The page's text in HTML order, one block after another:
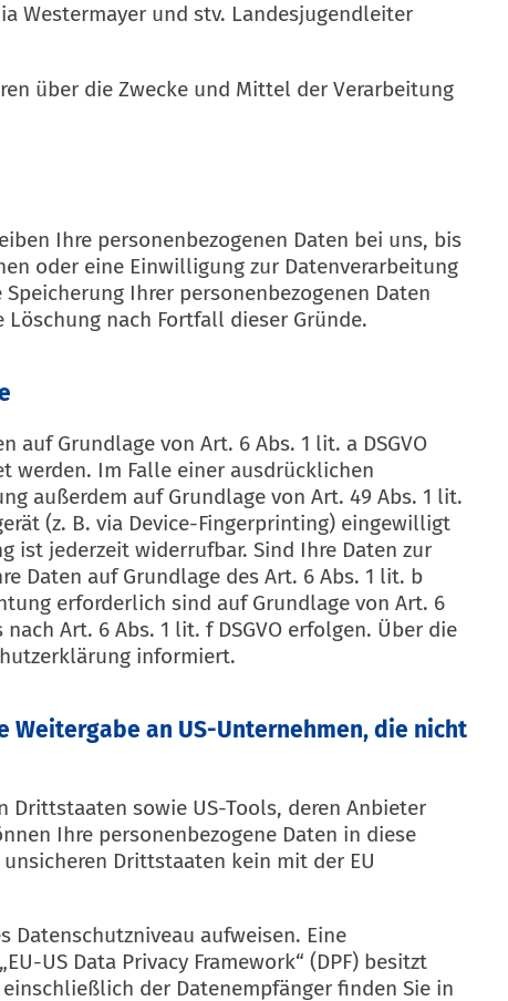
Westermayer und stv. Landesjugendleiter
über die Zwecke und Mittel der Verarbeitung
Ihre personenbezogenen Daten bei uns, bis
oder eine Einwilligung zur Datenverarbeitung
Ihrer personenbezogenen Daten
nach Fortfall dieser Gründe.
Grundlage von Art. 6 Abs. 1 lit. a DSGVO
werden. Im Falle einer ausdrücklichen
außerdem auf Grundlage von Art. 49 Abs. 1 lit.
(z. B. via Device-Fingerprinting) eingewilligt
ist jederzeit widerrufbar. Sind Ihre Daten zur
Daten auf Grundlage des Art. 6 Abs. 1 lit. b
erforderlich sind auf Grundlage von Art. 6
Art. 6 Abs. 1 lit. f DSGVO erfolgen. Über die
informiert.
an US-Unternehmen, die nicht
sowie US-Tools, deren Anbieter
Ihre personenbezogene Daten in diese
Drittstaaten kein mit der EU
Datenschutzniveau aufweisen. Eine
US Data Privacy Framework“ (DPF) besitzt
der Datenempfänger finden Sie in